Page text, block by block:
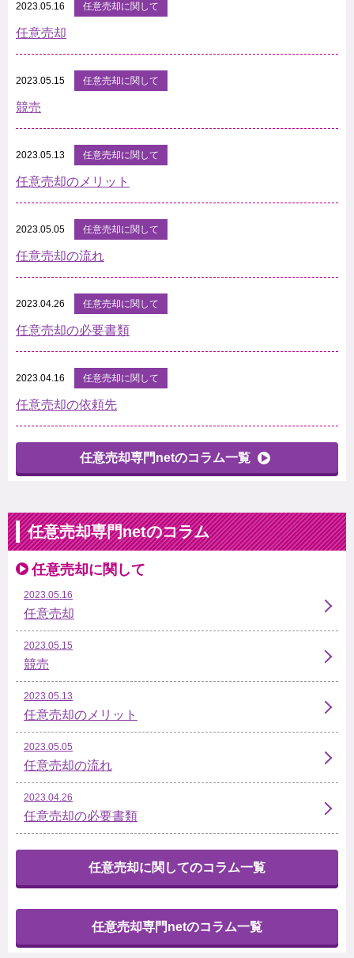
2023.05.16 任意売却に関して
任意売却
2023.05.15 任意売却に関して
競売
2023.05.13 任意売却に関して
任意売却のメリット
2023.05.05 任意売却に関して
任意売却の流れ
2023.04.26 任意売却に関して
任意売却の必要書類
2023.04.16 任意売却に関して
任意売却の依頼先
任意売却専門netのコラム一覧
任意売却専門netのコラム
任意売却に関して
2023.05.16
任意売却
2023.05.15
競売
2023.05.13
任意売却のメリット
2023.05.05
任意売却の流れ
2023.04.26
任意売却の必要書類
任意売却に関してのコラム一覧
任意売却専門netのコラム一覧